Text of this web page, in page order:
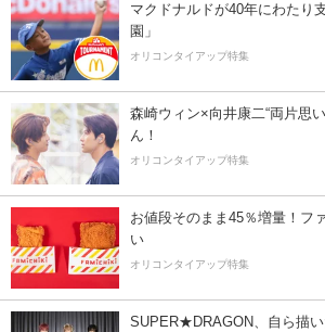
マクドナルドが40年にわたり
園」
オリコンタイアップ特集
森崎ウィン×向井康二“両片思
ん！
オリコンタイアップ特集
お値段そのまま45％増量！フ
い
オリコンタイアップ特集
SUPER★DRAGON、自ら描い